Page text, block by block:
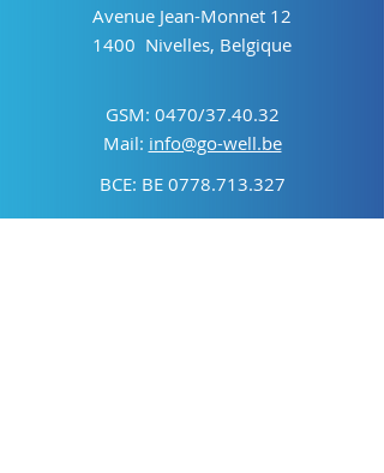
Avenue Jean-Monnet 12
1400 Nivelles, Belgique
GSM: 0470/37.40.32
Mail: info@go-well.be
BCE: BE 0778.713.327